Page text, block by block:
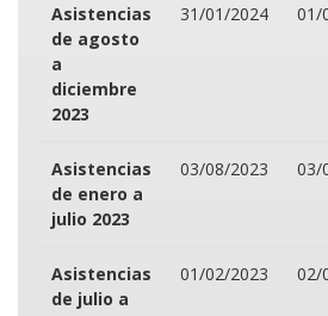
Asistencias
de agosto
a
diciembre
2023
31/01/2024 01/
Asistencias
de enero a
julio 2023
03/08/2023 03/
Asistencias
de julio a
01/02/2023 02/